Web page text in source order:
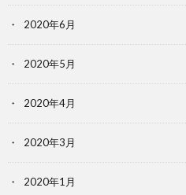
2020年6月
2020年5月
2020年4月
2020年3月
2020年1月